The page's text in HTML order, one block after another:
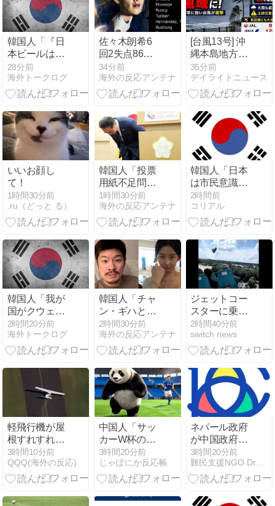
韓国人「『日
本ビールは絶
対に飲まな
い！』と大騒
ぎしていた時
わってしまっ
た理由がこち
ら…（ﾌﾞﾙﾌﾞ
ﾙ」＝韓国の反
28分前
海外トークログ
佐々木朗希6
回2失点86球4
安打1四球2失
点5奪三振 防
御率4.54
34分前
海外の反応アンテナ
[台風13号] 沖
縄本島地方が
暴風域 9日未
明にかけて厳
重な警戒が必
35分前
デイライトニュース
いいお顔し
て！
1時間30分前
.ru（どっと る）
韓国人「投票
用紙不足問
題、責任を痛
感し深く謝
罪」→「不正
挙しろ！」
1時間30分前
海外の反応アンテナ
韓国人「日本
は市民意識が
高くて他人に
迷惑をかけな
いというけ
地の様子がこ
ちら・・・」
2時間前
コリアル
韓国人「我が
国がクウェー
ト戦で行った
審判買収が本
当に深刻であ
ら…」→「こ
れはダメなや
つ…（ﾌﾞﾙﾌﾞ
ﾙ」＝韓国の反
応
2時間20分前
海外トークログ
韓国人「チャ
ン・ギハとユ
ン・ガイ、18
歳差を乗り越
え熱愛を認め
しいけど…」
2時間30分前
海外の反応アンテナ
ジェットコー
スターに乗車
中、飛んで来
た靴を見事に
キャッチ
2時間40分前
switch news
軽飛行機が屋
根すれすれを
抜けて飛行場
へ、車輪を出
さないまま胴
よりひどい着
3時間10分前
QQQ(海外の反応)
中国人「サッ
カーW杯の日
本戦で、何回
も映っていた
この女性は一
人「なんとい
3時間20分前
じゃぽにか反応帳
ネパール政府
が中国政府の
圧力に屈し、
国際チベット
学会を中止
3時間20分前
難民支援NGO Dream for Children